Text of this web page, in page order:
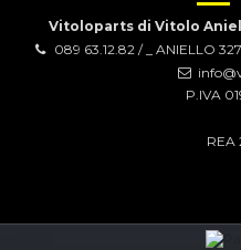
Vitoloparts di Vitolo
089 63.12.82 / _ ANIELLO
P.IVA
REA